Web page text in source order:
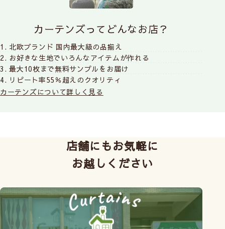
カーテンズってどんなお店？
1. 北欧ブランド 国内最大級の品揃え
2. お好きな生地でいろんなアイテムが作れる
3. 最大10枚まで無料サンプルをお届け
4. リピート率55％超えのクオリティ
カーテンズについて詳しく見る
店舗にもお気軽に
お越しください